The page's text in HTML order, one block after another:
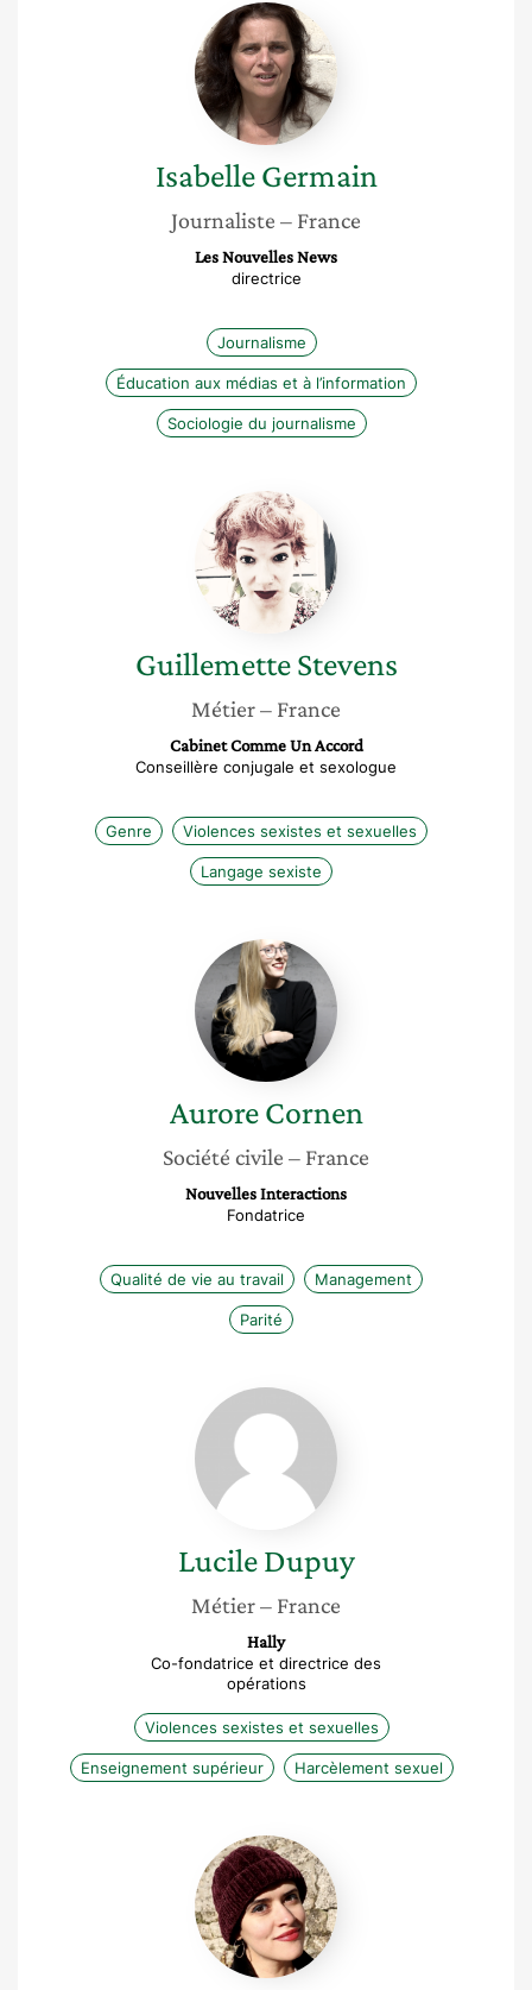
Isabelle
Germain
Isabelle Germain
Journaliste – France
Les Nouvelles News
directrice
Journalisme
Éducation aux médias et à l’information
Sociologie du journalisme
Guillemette
Stevens
Guillemette Stevens
Métier– France
Cabinet Comme Un Accord
Conseillère conjugale et sexologue
Genre Violences sexistes et sexuelles
Langage sexiste
Aurore
Cornen
Aurore Cornen
Société civile – France
Nouvelles Interactions
Fondatrice
Qualité de vie au travail Management
Parité
Lucile
Dupuy
Lucile Dupuy
Métier– France
Hally
Co-fondatrice et directrice des
opérations
Violences sexistes et sexuelles
Enseignement supérieur Harcèlement sexuel
Marie
Albert